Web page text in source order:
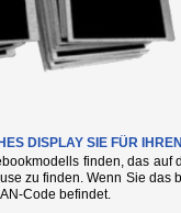
DISPLAY SIE FÜR
finden, das
zu finden. Wenn Sie
Code befindet.